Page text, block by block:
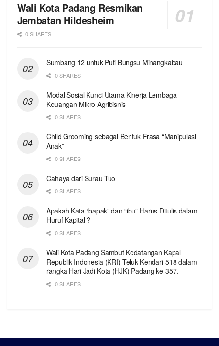
Wali Kota Padang Resmikan
Jembatan Hildesheim
0 SHARES
Sumbang 12 untuk Puti Bungsu Minangkabau
0 SHARES
Modal Sosial Kunci Utama Kinerja Lembaga
Keuangan Mikro Agribisnis
0 SHARES
Child Grooming sebagai Bentuk Frasa “Manipulasi
Anak”
0 SHARES
Cahaya dari Surau Tuo
0 SHARES
Apakah Kata “bapak” dan “ibu” Harus Ditulis dalam
Huruf Kapital ?
0 SHARES
Wali Kota Padang Sambut Kedatangan Kapal
Republik Indonesia (KRI) Teluk Kendari-518 dalam
rangka Hari Jadi Kota (HJK) Padang ke-357.
0 SHARES